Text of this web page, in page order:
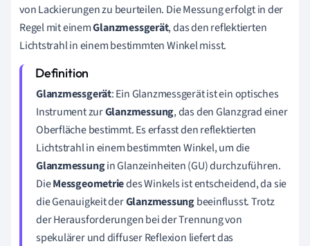
von Lackierungen zu beurteilen. Die Messung erfolgt in der
Regel mit einemGlanzmessgerät, das den reflektierten
Lichtstrahl in einem bestimmten Winkel misst.
Glanzmessgerät: Ein Glanzmessgerät ist ein optisches
Instrument zurGlanzmessung, das den Glanzgrad einer
Oberfläche bestimmt. Es erfasst den reflektierten
Lichtstrahl in einem bestimmten Winkel, um die
Glanzmessungin Glanzeinheiten (GU) durchzuführen.
DieMessgeometriedes Winkels ist entscheidend, da sie
die Genauigkeit derGlanzmessungbeeinflusst. Trotz
der Herausforderungen bei der Trennung von
spekulärer und diffuser Reflexion liefert das